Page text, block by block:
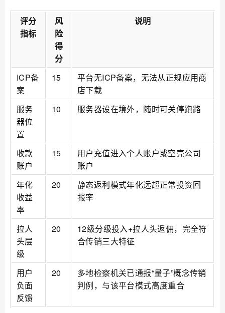
评分
指标
风
险
得
分
说明
ICP备
案
15
平台无ICP备案，无法从正规应用商
店下载
服务
器位
置
10 服务器设在境外，随时可关停跑路
收款
账户
15
用户充值进入个人账户或空壳公司
账户
年化
收益
率
20
静态返利模式年化远超正常投资回
报率
拉人
头层
级
20
12级分级投入+拉人头返佣，完全符
合传销三大特征
用户
负面
反馈
20
多地检察机关已通报“量子”概念传销
判例，与该平台模式高度重合